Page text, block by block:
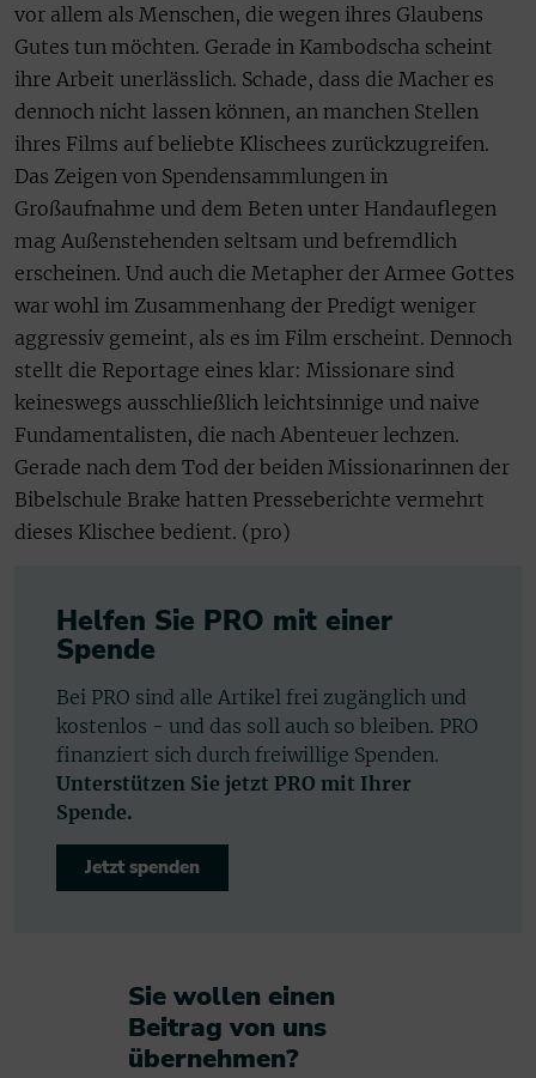
vor allem als Menschen, die wegen ihres Glaubens
Gutes tun möchten. Gerade in Kambodscha scheint
ihre Arbeit unerlässlich. Schade, dass die Macher es
dennoch nicht lassen können, an manchen Stellen
ihres Films auf beliebte Klischees zurückzugreifen.
Das Zeigen von Spendensammlungen in
Großaufnahme und dem Beten unter Handauflegen
mag Außenstehenden seltsam und befremdlich
erscheinen. Und auch die Metapher der Armee Gottes
war wohl im Zusammenhang der Predigt weniger
aggressiv gemeint, als es im Film erscheint. Dennoch
stellt die Reportage eines klar: Missionare sind
keineswegs ausschließlich leichtsinnige und naive
Fundamentalisten, die nach Abenteuer lechzen.
Gerade nach dem Tod der beiden Missionarinnen der
Bibelschule Brake hatten Presseberichte vermehrt
dieses Klischee bedient. (pro)
Helfen Sie PRO mit einer
Spende
Bei PRO sind alle Artikel frei zugänglich und
kostenlos - und das soll auch so bleiben. PRO
finanziert sich durch freiwillige Spenden.
Unterstützen Sie jetzt PRO mit Ihrer
Spende.
Jetzt spenden
Sie wollen einen
Beitrag von uns
übernehmen?​